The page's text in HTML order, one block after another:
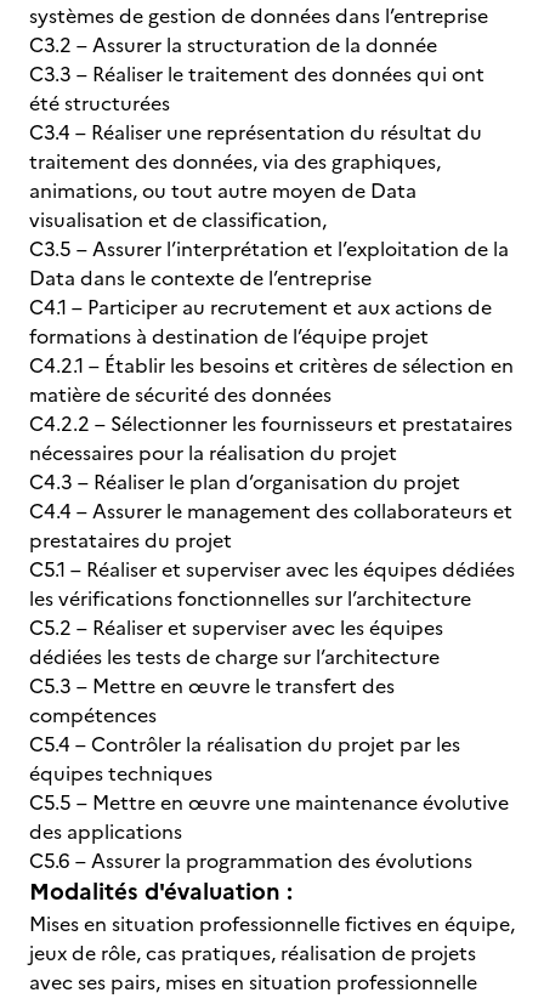
systèmes de gestion de données dans l’entreprise
C3.2 – Assurer la structuration de la donnée
C3.3 – Réaliser le traitement des données qui ont
été structurées
C3.4 – Réaliser une représentation du résultat du
traitement des données, via des graphiques,
animations, ou tout autre moyen de Data
visualisation et de classification,
C3.5 – Assurer l’interprétation et l’exploitation de la
Data dans le contexte de l’entreprise
C4.1 – Participer au recrutement et aux actions de
formations à destination de l’équipe projet
C4.2.1 – Établir les besoins et critères de sélection en
matière de sécurité des données
C4.2.2 – Sélectionner les fournisseurs et prestataires
nécessaires pour la réalisation du projet
C4.3 – Réaliser le plan d’organisation du projet
C4.4 – Assurer le management des collaborateurs et
prestataires du projet
C5.1 – Réaliser et superviser avec les équipes dédiées
les vérifications fonctionnelles sur l’architecture
C5.2 – Réaliser et superviser avec les équipes
dédiées les tests de charge sur l’architecture
C5.3 – Mettre en œuvre le transfert des
compétences
C5.4 – Contrôler la réalisation du projet par les
équipes techniques
C5.5 – Mettre en œuvre une maintenance évolutive
des applications
C5.6 – Assurer la programmation des évolutions
Modalités d'évaluation :
Mises en situation professionnelle fictives en équipe,
jeux de rôle, cas pratiques, réalisation de projets
avec ses pairs, mises en situation professionnelle